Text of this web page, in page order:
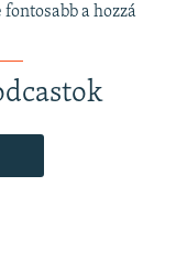
a hozzá